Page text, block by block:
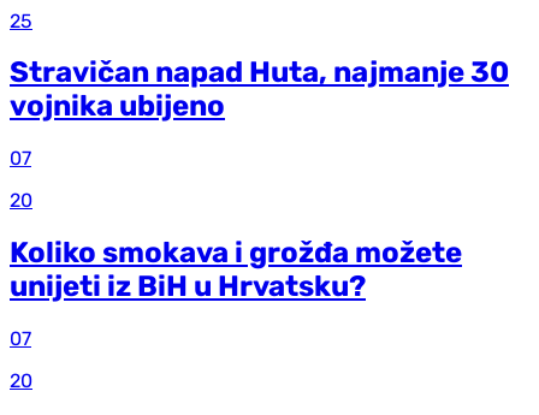
25
Stravičan napad Huta, najmanje 30
vojnika ubijeno
07
20
Koliko smokava i grožđa možete
unijeti iz BiH u Hrvatsku?
07
20